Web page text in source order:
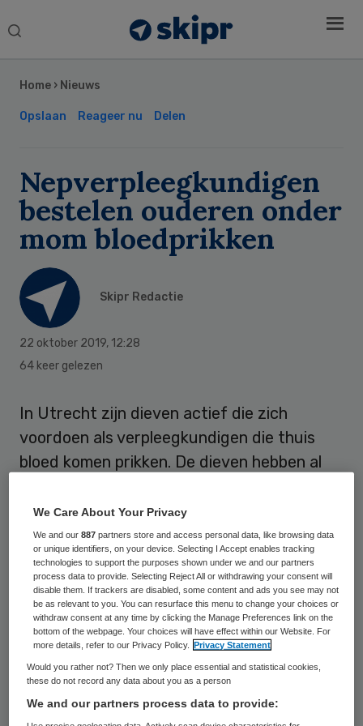
Search
Home › Nieuws
Opslaan Reageer nu Delen
Nepverpleegkundigen
bestelen ouderen onder
mom bloedprikken
Skipr Redactie
22 oktober 2019, 12:28
64 keer gelezen
In Utrecht zijn dieven actief die zich
voordoen als verpleegkundigen die thuis
bloed komen prikken. De dieven hebben al
ze de pinpas stalen om vervolgens geld op
te nemen.
Volgens de politie zijn er meerdere daders in
verschillende samenstellingen actief. In alle
gevallendeden zij zich voor als
verpleegkundigen, bijvoorbeeld van het
ziekenhuis of van de apotheek, die bloed
komen afnemen door middel van een
vingerprik voor controle bij diabetes en
Sidebar
We Care About Your Privacy
We and our887 partners store and access personal data, like browsing data
or unique identifiers, on your device. Selecting I Accept enables tracking
technologies to support the purposes shown under we and our partners
process data to provide. Selecting Reject All or withdrawing your consent will
disable them. If trackers are disabled, some content and ads you see may not
be as relevant to you. You can resurface this menu to change your choices or
withdraw consent at any time by clicking the Manage Preferences link on the
bottom of the webpage. Your choices will have effect within our Website. For
more details, refer to our Privacy Policy.
Privacy Statement
Would you rather not? Then we only place essential and statistical cookies,
these do not record any data about you as a person
We and our partners process data to provide: